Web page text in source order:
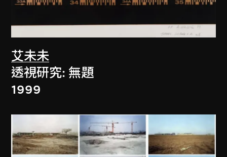
艾未未
透視研究: 無題
1999